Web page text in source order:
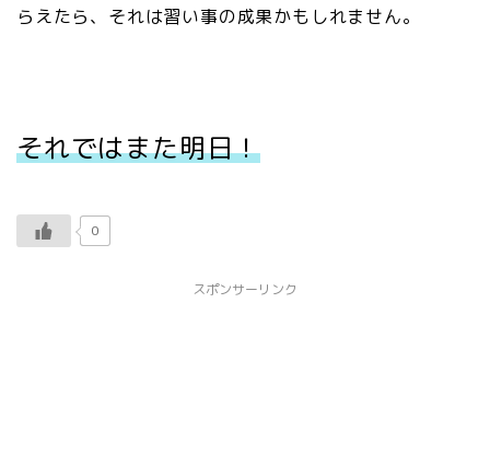
らえたら、それは習い事の成果かもしれません。
それではまた明日！
0
スポンサーリンク